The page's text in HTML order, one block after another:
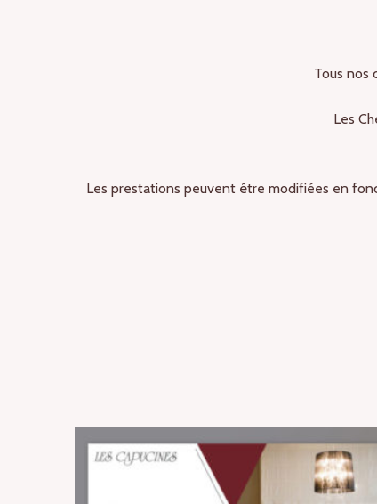
Tous nos
Les
Les prestations peuvent être modifiées en
Il n’y a pas encore d’avis.